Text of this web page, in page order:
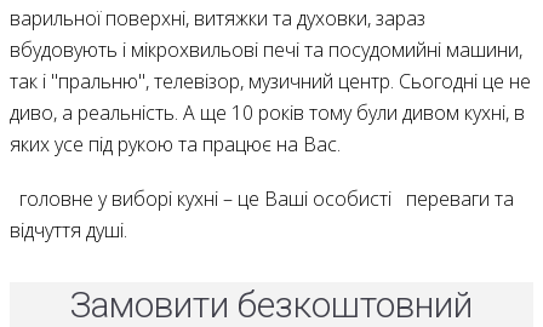
варильної поверхні, витяжки та духовки, зараз
вбудовують і мікрохвильові печі та посудомийні машини,
так і "пральню", телевізор, музичний центр. Сьогодні це не
диво, а реальність. А ще 10 років тому були дивом кухні, в
яких усе під рукою та працює на Вас.
головне у виборі кухні – це Ваші особисті переваги та
відчуття душі.
Замовити безкоштовний